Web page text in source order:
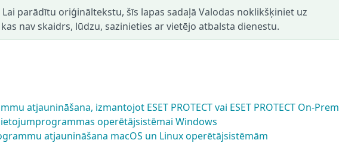
parādītu oriģināltekstu, šīs lapas sadaļā Valodas noklikšķiniet uz
nav skaidrs, lūdzu, sazinieties ar vietējo atbalsta dienestu.
atjaunināšana, izmantojot ESET PROTECT vai ESET PROTECT On-Prem
operētājsistēmai Windows
atjaunināšana macOS un Linux operētājsistēmām